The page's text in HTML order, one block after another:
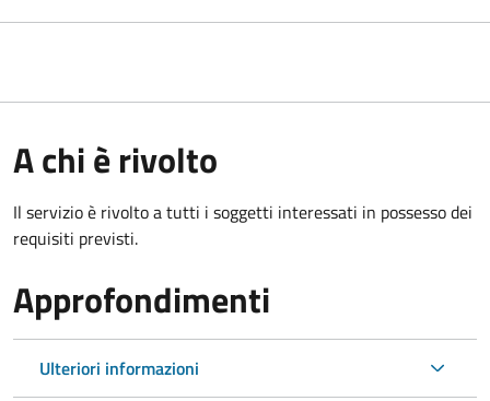
A chi è rivolto
Il servizio è rivolto a tutti i soggetti interessati in possesso dei
requisiti previsti.
Approfondimenti
Ulteriori informazioni